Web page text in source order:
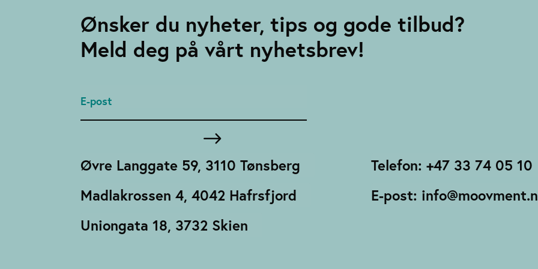
Ønsker du nyheter, tips og gode tilbud?
Meld deg på vårt nyhetsbrev!
Øvre Langgate 59, 3110 Tønsberg
Madlakrossen 4, 4042 Hafrsfjord
Uniongata 18, 3732 Skien
Telefon: +47 33 74 05 10
E-post: